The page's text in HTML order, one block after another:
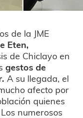
de la JME
Eten,
de Chiclayo en
gestos de
A su llegada, el
afecto por
quienes
numerosos